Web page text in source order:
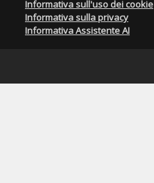
Informativa sull'uso dei cookie
Informativa sulla privacy
Informativa Assistente AI